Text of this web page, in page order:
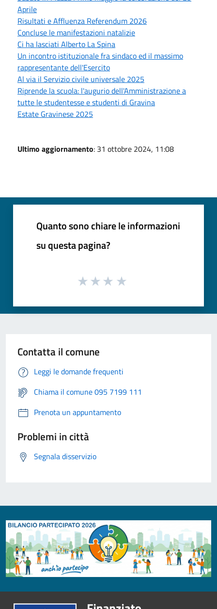
Aprile
Risultati e Affluenza Referendum 2026
Concluse le manifestazioni natalizie
Ci ha lasciati Alberto La Spina
Un incontro istituzionale fra sindaco ed il massimo
rappresentante dell'Esercito
Al via il Servizio civile universale 2025
Riprende la scuola: l'augurio dell'Amministrazione a
tutte le studentesse e studenti di Gravina
Estate Gravinese 2025
Ultimo aggiornamento: 31 ottobre 2024, 11:08
Quanto sono chiare le informazioni
su questa pagina?
Contatta il comune
Leggi le domande frequenti
Chiama il comune 095 7199 111
Prenota un appuntamento
Problemi in città
Segnala disservizio